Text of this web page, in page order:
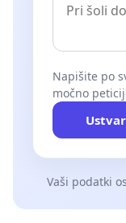
Napišite po
močno
Vaši podatki